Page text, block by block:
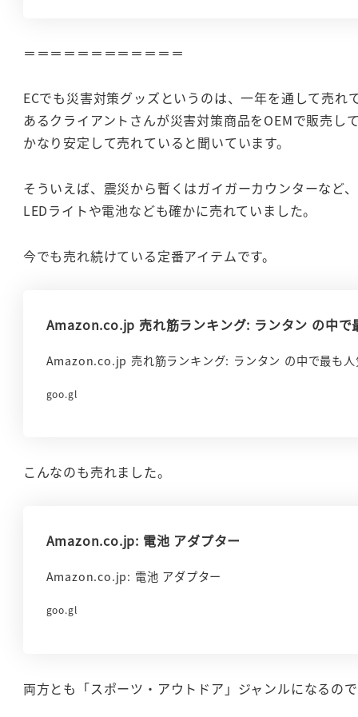
＝＝＝＝＝＝＝＝＝＝＝＝
ECでも災害対策グッズというのは、一年を通して売れ
あるクライアントさんが災害対策商品をOEMで販売し
かなり安定して売れていると聞いています。
そういえば、震災から暫くはガイガーカウンターなど
LEDライトや電池なども確かに売れていました。
今でも売れ続けている定番アイテムです。
Amazon.co.jp 売れ筋ランキング: ランタン の中で
Amazon.co.jp 売れ筋ランキング: ランタン の中で最も人
goo.gl
こんなのも売れました。
Amazon.co.jp: 電池 アダプター
Amazon.co.jp: 電池 アダプター
goo.gl
両方とも「スポーツ・アウトドア」ジャンルになるの